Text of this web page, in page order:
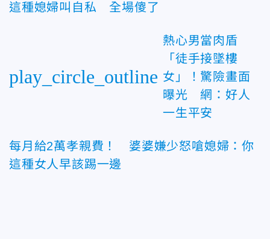
這種媳婦叫自私 全場傻了
play_circle_outline
熱心男當肉盾
「徒手接墜樓
女」！驚險畫面
曝光 網：好人
一生平安
每月給2萬孝親費！ 婆婆嫌少怒嗆媳婦：你
這種女人早該踢一邊